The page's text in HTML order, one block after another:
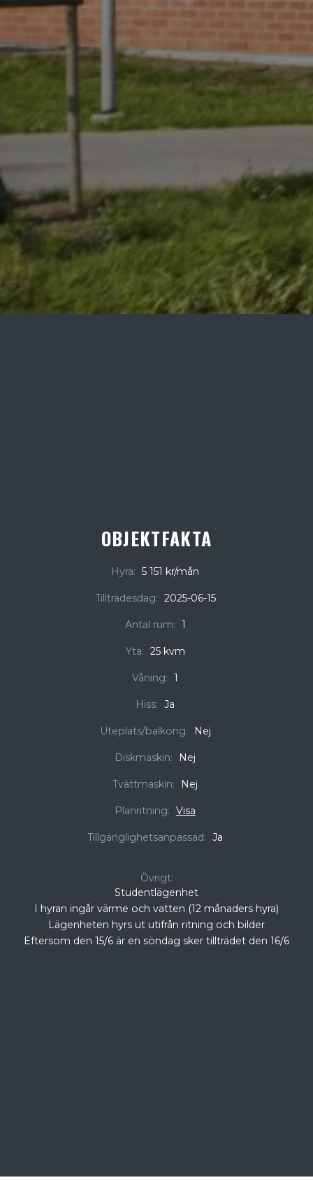
OBJEKTFAKTA
Hyra: 5 151 kr/mån
Tillträdesdag: 2025-06-15
Antal rum: 1
Yta: 25 kvm
Våning: 1
Hiss: Ja
Uteplats/balkong: Nej
Diskmaskin: Nej
Tvättmaskin: Nej
Planritning: Visa
Tillgänglighetsanpassad: Ja
Övrigt:
Studentlägenhet
I hyran ingår värme och vatten (12 månaders hyra)
Lägenheten hyrs ut utifrån ritning och bilder
Eftersom den 15/6 är en söndag sker tillträdet den 16/6